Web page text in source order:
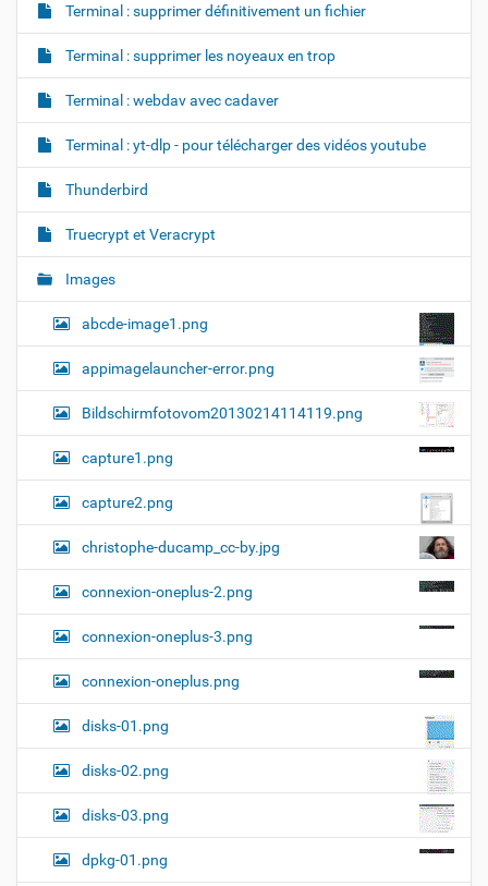
Terminal : supprimer définitivement un fichier
Terminal : supprimer les noyeaux en trop
Terminal : webdav avec cadaver
Terminal : yt-dlp - pour télécharger des vidéos youtube
Thunderbird
Truecrypt et Veracrypt
Images
abcde-image1.png
appimagelauncher-error.png
Bildschirmfotovom20130214114119.png
capture1.png
capture2.png
christophe-ducamp_cc-by.jpg
connexion-oneplus-2.png
connexion-oneplus-3.png
connexion-oneplus.png
disks-01.png
disks-02.png
disks-03.png
dpkg-01.png